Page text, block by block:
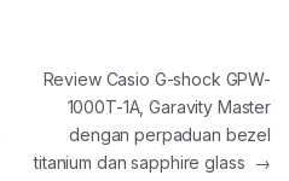
Review Casio G-shock GPW-
1000T-1A, Garavity Master
dengan perpaduan bezel
titanium dan sapphire glass →